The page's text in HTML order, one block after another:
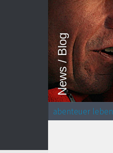
News / Blog
abenteuer leben